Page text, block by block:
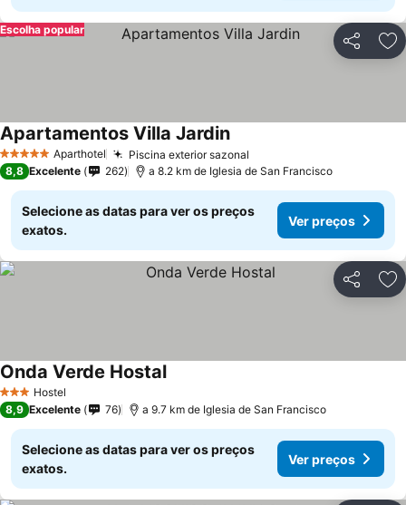
Partilhar
Escolha popular
5 Estrelas Aparthotel Piscina exterior sazonal
Apartamentos Villa Jardin
8,8 Excelente 262 a 8.2 km de Iglesia de San Francisco
Selecione as datas para ver os preços
exatos.
Ver preços
Partilhar
3 EstrelasHostel
Onda Verde Hostal
8,9 Excelente 76 a 9.7 km de Iglesia de San Francisco
Selecione as datas para ver os preços
exatos.
Ver preços